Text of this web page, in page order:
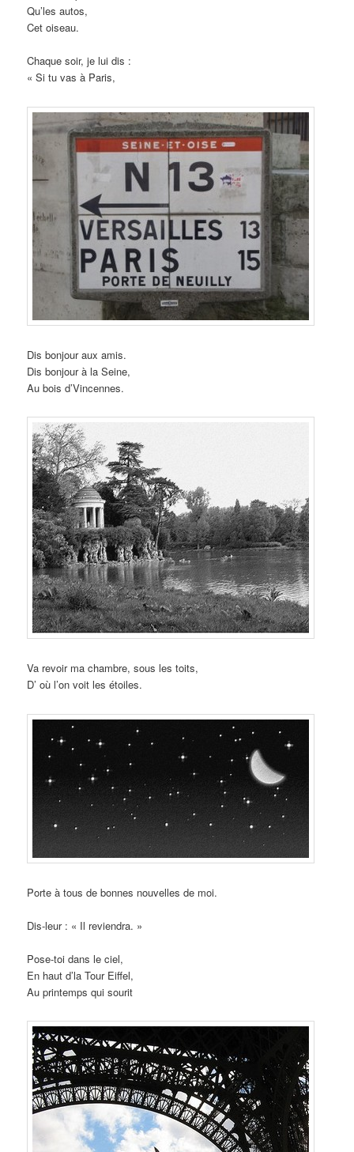
Qu’les autos,
Cet oiseau.
Chaque soir, je lui dis :
« Si tu vas à Paris,
Dis bonjour aux amis.
Dis bonjour à la Seine,
Au bois d’Vincennes.
Va revoir ma chambre, sous les toits,
D’ où l’on voit les étoiles.
Porte à tous de bonnes nouvelles de moi.
Dis-leur : « Il reviendra. »
Pose-toi dans le ciel,
En haut d’la Tour Eiffel,
Au printemps qui sourit